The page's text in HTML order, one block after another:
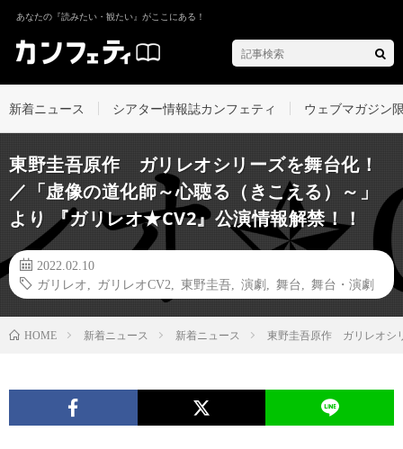
あなたの『読みたい・観たい』がここにある！
新着ニュース シアター情報誌カンフェティ ウェブマガジン
東野圭吾原作 ガリレオシリーズを舞台化！
／「虚像の道化師～心聴る（きこえる）～」
より 『ガリレオ★CV2』公演情報解禁！！
2022.02.10
ガリレオ
ガリレオCV2 東野圭吾 演劇 舞台 舞台・演劇
HOME 新着ニュース 新着ニュース 東野圭吾原作 ガリレオシ